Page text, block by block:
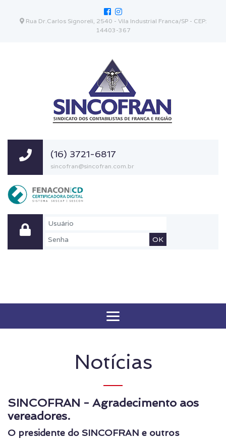
Rua Dr.Carlos Signoreli, 2540 - Vila Industrial Franca/SP - CEP:
14403-367
(16) 3721-6817
sincofran@sincofran.com.br
OK
Notícias
SINCOFRAN - Agradecimento aos
vereadores.
O presidente do SINCOFRAN e outros